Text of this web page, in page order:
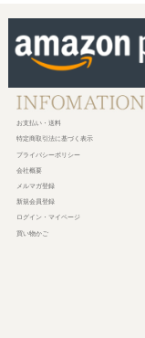
お支払い・送料
特定商取引法に基づく表示
プライバシーポリシー
会社概要
メルマガ登録
新規会員登録
ログイン・マイページ
買い物かご